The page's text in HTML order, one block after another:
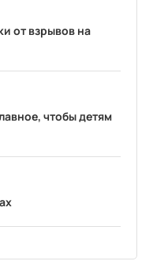
от взрывов на
чтобы детям